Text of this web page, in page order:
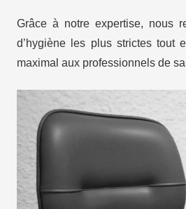
Grâce à notre expertise, nous
d’hygiène les plus strictes tout
maximal aux professionnels de